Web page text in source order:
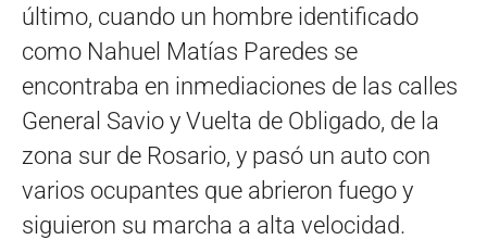
último, cuando un hombre identificado
como Nahuel Matías Paredes se
encontraba en inmediaciones de las calles
General Savio y Vuelta de Obligado, de la
zona sur de Rosario, y pasó un auto con
varios ocupantes que abrieron fuego y
siguieron su marcha a alta velocidad.